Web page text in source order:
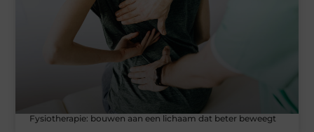
Fysiotherapie: bouwen aan een lichaam dat beter beweegt